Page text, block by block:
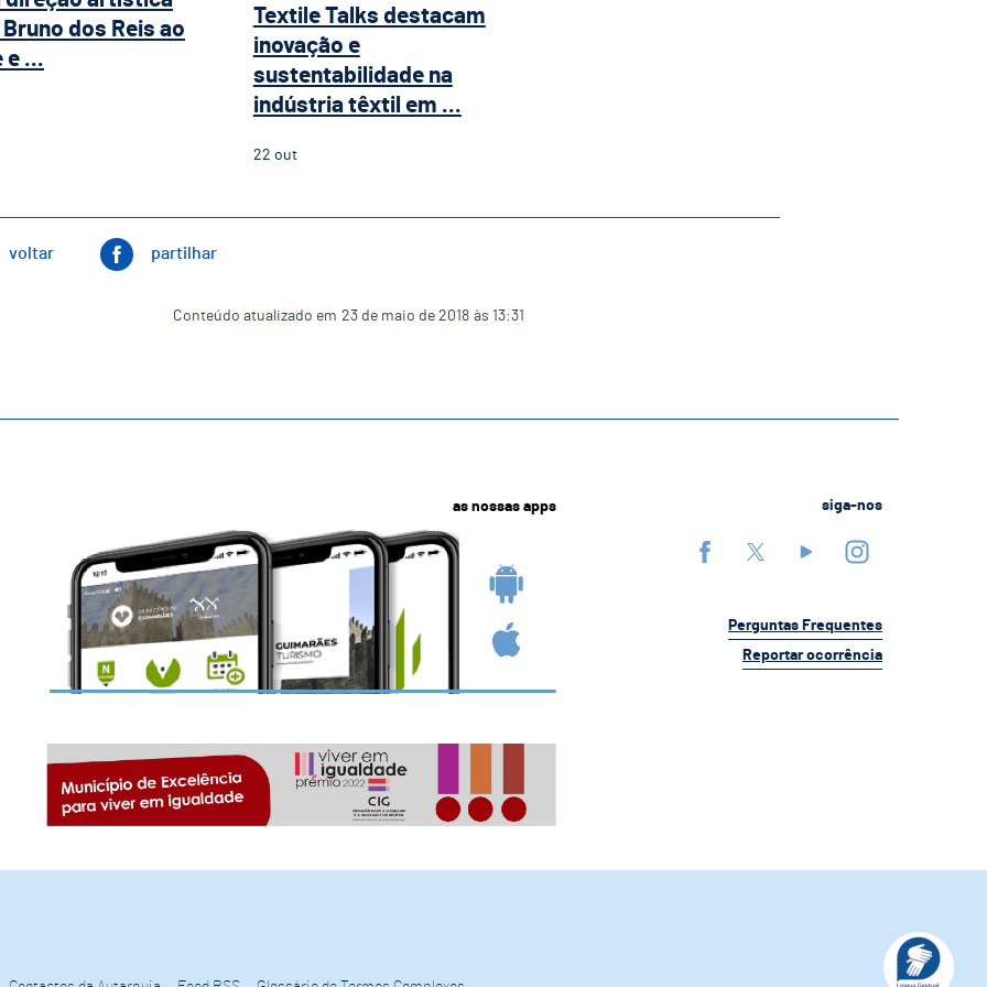
dos Reis ao
e ...
Textile Talks destacam
inovação e
sustentabilidade na
indústria têxtil em ...
22 out
voltar partilhar
Conteúdo atualizado em 23 de maio de 2018 às 13:31
as nossas apps siga-nos
Perguntas Frequentes
Reportar ocorrência